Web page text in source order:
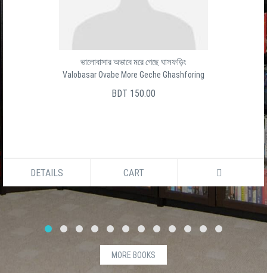
ভালোবাসার অভাবে মরে গেছে ঘাসফড়িং
Valobasar Ovabe More Geche Ghashforing
BDT 150.00
DETAILS CART
MORE BOOKS